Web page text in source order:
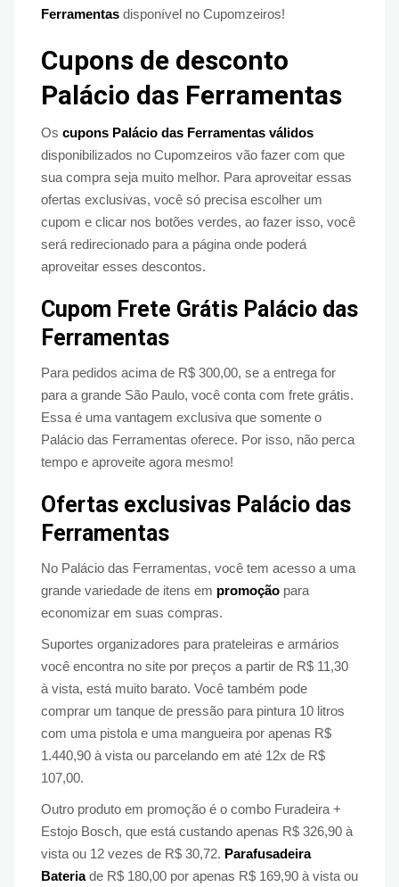
Ferramentas disponível no Cupomzeiros!
Cupons de desconto
Palácio das Ferramentas
Os cupons Palácio das Ferramentas válidos
disponibilizados no Cupomzeiros vão fazer com que
sua compra seja muito melhor. Para aproveitar essas
ofertas exclusivas, você só precisa escolher um
cupom e clicar nos botões verdes, ao fazer isso, você
será redirecionado para a página onde poderá
aproveitar esses descontos.
Cupom Frete Grátis Palácio das
Ferramentas
Para pedidos acima de R$ 300,00, se a entrega for
para a grande São Paulo, você conta com frete grátis.
Essa é uma vantagem exclusiva que somente o
Palácio das Ferramentas oferece. Por isso, não perca
tempo e aproveite agora mesmo!
Ofertas exclusivas Palácio das
Ferramentas
No Palácio das Ferramentas, você tem acesso a uma
grande variedade de itens em promoção para
economizar em suas compras.
Suportes organizadores para prateleiras e armários
você encontra no site por preços a partir de R$ 11,30
à vista, está muito barato. Você também pode
comprar um tanque de pressão para pintura 10 litros
com uma pistola e uma mangueira por apenas R$
1.440,90 à vista ou parcelando em até 12x de R$
107,00.
Outro produto em promoção é o combo Furadeira +
Estojo Bosch, que está custando apenas R$ 326,90 à
vista ou 12 vezes de R$ 30,72. Parafusadeira
Bateriade R$ 180,00 por apenas R$ 169,90 à vista ou